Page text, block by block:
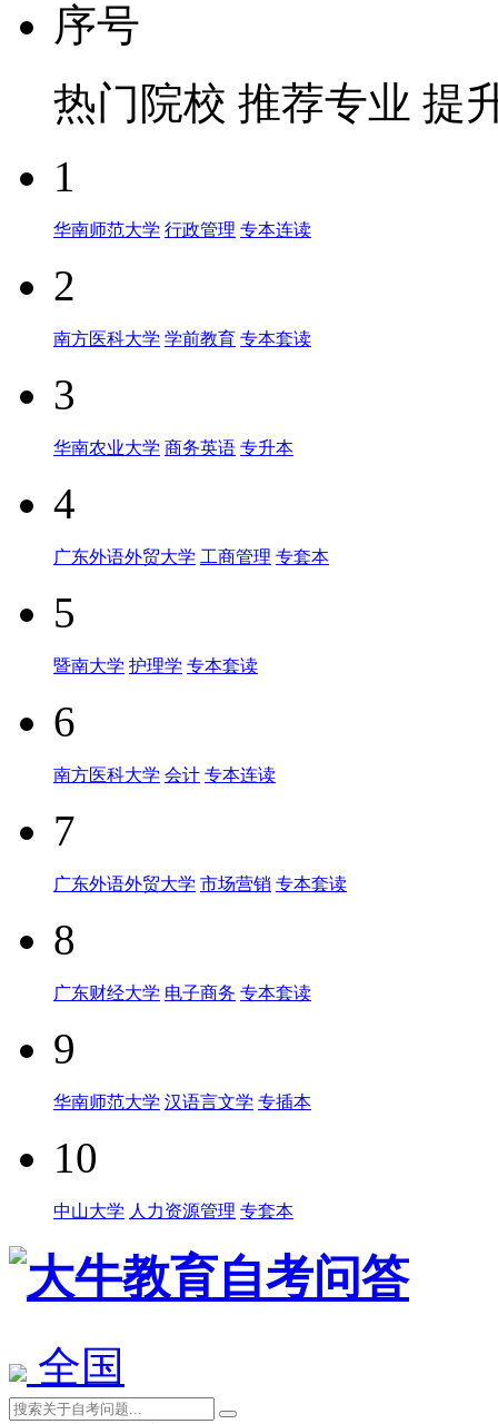
序号
热门院校 推荐专业 提
1
华南师范大学 行政管理 专本连读
2
南方医科大学 学前教育 专本套读
3
华南农业大学 商务英语 专升本
4
广东外语外贸大学 工商管理 专套本
5
暨南大学 护理学 专本套读
6
南方医科大学 会计 专本连读
7
广东外语外贸大学 市场营销 专本套读
8
广东财经大学 电子商务 专本套读
9
华南师范大学 汉语言文学 专插本
10
中山大学 人力资源管理 专套本
全国